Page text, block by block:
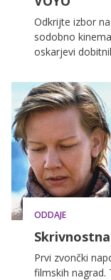
Odkrijte izbor
sodobno
oskarjevi
filmski izkušnji,
ODDAJE
Prvi zvončki
filmskih nagrad.